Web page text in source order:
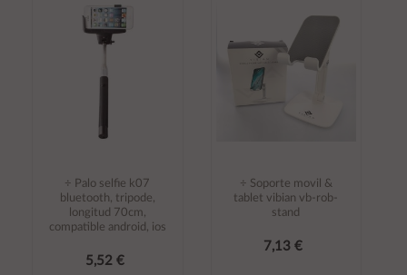
÷ Palo selfie k07
bluetooth, tripode,
longitud 70cm,
compatible android, ios
5,52 €
÷ Soporte movil &
tablet vibian vb-rob-
stand
7,13 €